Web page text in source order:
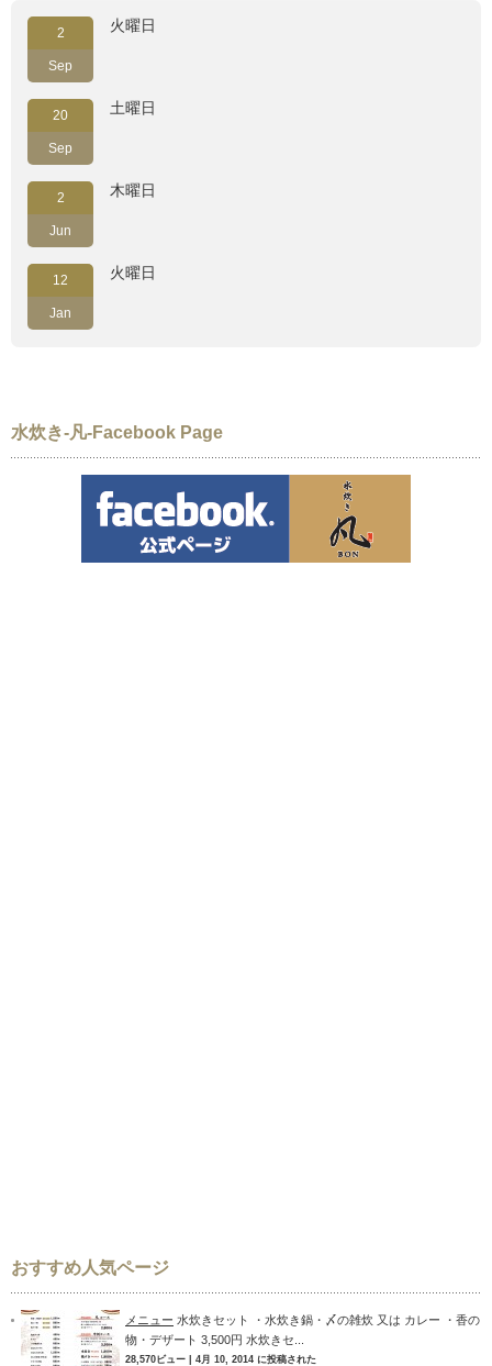
2
Sep
火曜日
20
Sep
土曜日
2
Jun
木曜日
12
Jan
火曜日
水炊き-凡-Facebook Page
おすすめ人気ページ
メニュー 水炊きセット ・水炊き鍋・〆の雑炊 又は カレー ・香の
物・デザート 3,500円 水炊きセ...
28,570ビュー 4月 10, 2014 に投稿された